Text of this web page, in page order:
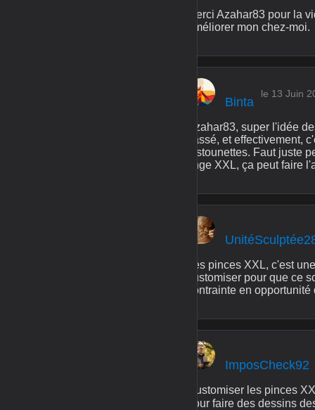
Merci Azahar83 pour la
améliorer mon chez-moi.
Binta
le 13 Juin
Azahar83, super l'idée
cassé, et effectivement,
tristounettes. Faut juste
linge XXL, ça peut faire
Les pinces XXL, c'est
customiser pour que ce
contrainte en opportunité
ImposCheck92
Customiser les pinces
pour faire des dessins